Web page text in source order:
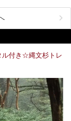
館しましたが、その
年4月26日に日帰
た。
日から初日にかけて現
情報を中心に、以前と
ーします。
ル付き☆縄文杉トレ